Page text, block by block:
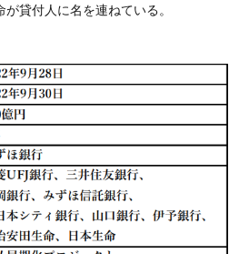
貸付人に名を連ねている。